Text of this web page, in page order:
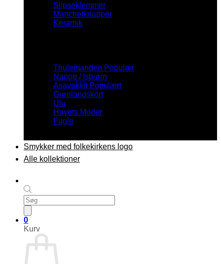
Products
search
0
Kurv
Slipseklemmer
Manchetknapper
Keramik
Thulemanden
Nanoq / Isbjørn
Asavakkit
Grønlandskort
Ulu
Havets Moder
Fugle
Smykker med folkekirkens logo
Alle kollektioner